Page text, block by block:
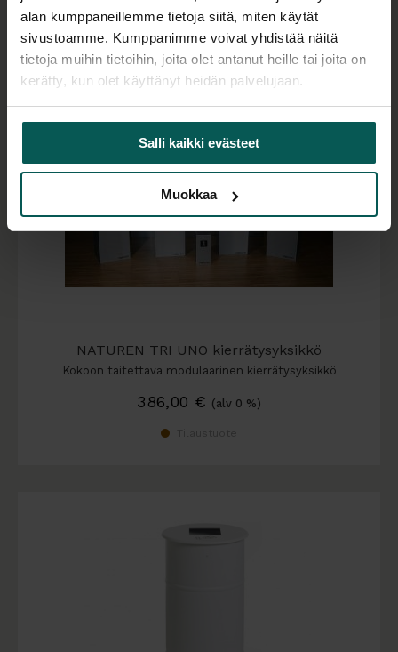
alan kumppaneillemme tietoja siitä, miten käytät
sivustoamme. Kumppanimme voivat yhdistää näitä
tietoja muihin tietoihin, joita olet antanut heille tai joita on
kerätty, kun olet käyttänyt heidän palvelujaan.
Salli kaikki evästeet
Muokkaa
NATUREN TRI UNO kierrätysyksikkö
Kokoon taitettava modulaarinen kierrätysyksikkö
386,00 € (alv 0 %)